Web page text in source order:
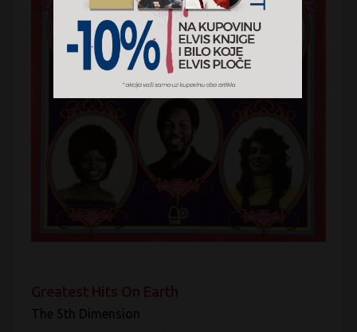
The 5th Dimension